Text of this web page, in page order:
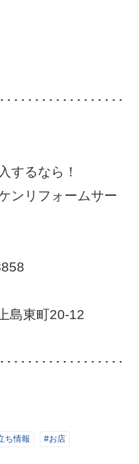
････････････････
するなら！
ンリフォームサー
島東町20-12
････････････････
ち情報 #お店